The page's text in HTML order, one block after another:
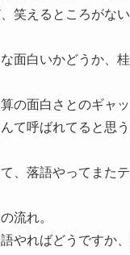
笑えるところがな
面白いかどうか、
の面白さとのギャ
て呼ばれてると思
、落語やってまた
流れ。
やればどうですか